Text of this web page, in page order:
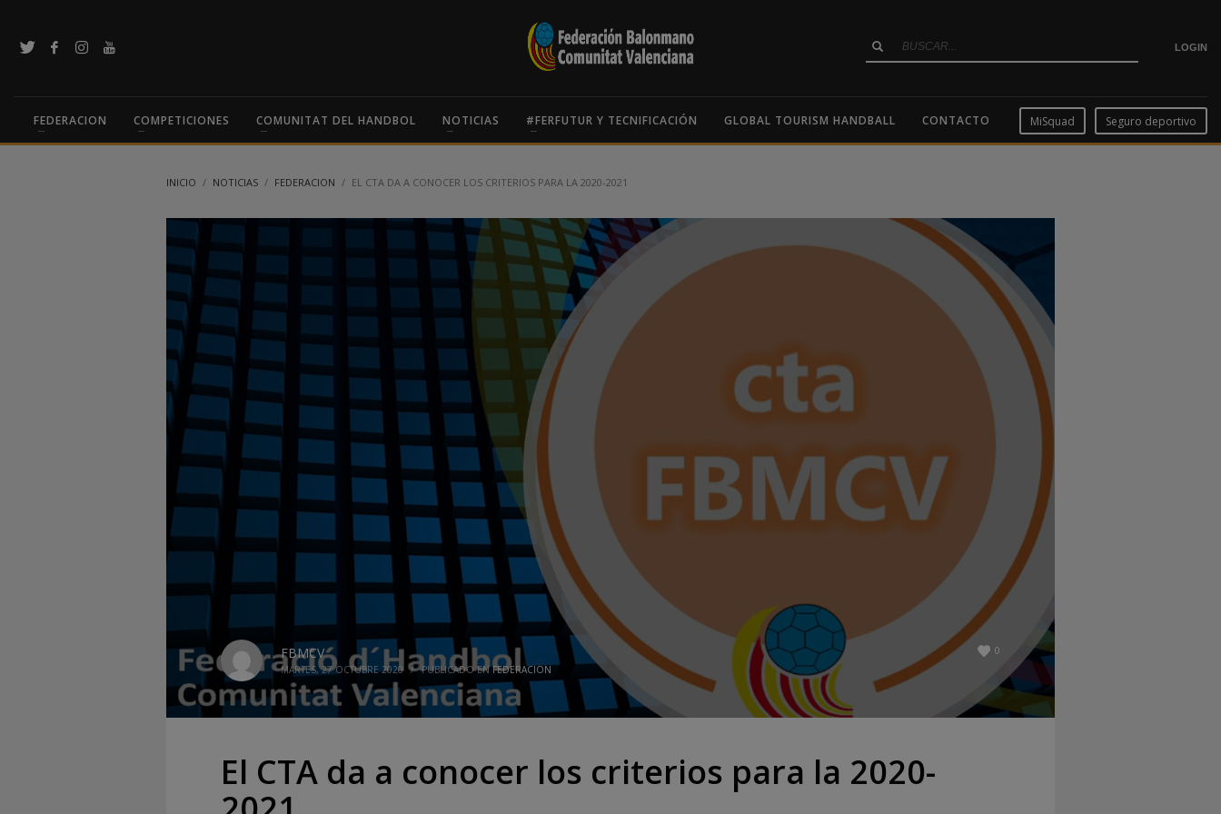
LOGIN
FEDERACION COMPETICIONES COMUNITAT DEL HANDBOL NOTICIAS #FERFUTUR Y TECNIFICACIÓN GLOBAL TOURISM HANDBALL CONTACTO MiSquad Seguro deportivo
INICIO NOTICIAS FEDERACION EL CTA DA A CONOCER LOS CRITERIOS PARA LA 2020-2021
0
FBMCV
MARTES, 27 OCTUBRE 2020 / PUBLICADO ENFEDERACION
El CTA da a conocer los criterios para la 2020-